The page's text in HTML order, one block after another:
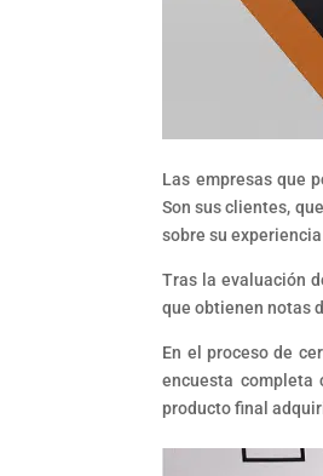
Las empresas que
Son sus clientes,
sobre su
Tras la evaluación
que obtienen notas
En el proceso de
encuesta completa
producto final